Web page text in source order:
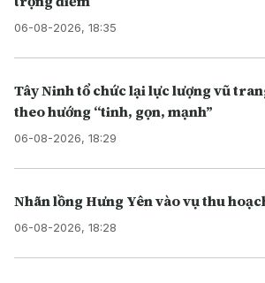
06-08-2026, 18:35
Tây Ninh tổ chức lại lực lượng vũ
theo hướng “tinh, gọn, mạnh”
06-08-2026, 18:29
Nhãn lồng Hưng Yên vào vụ thu
06-08-2026, 18:28